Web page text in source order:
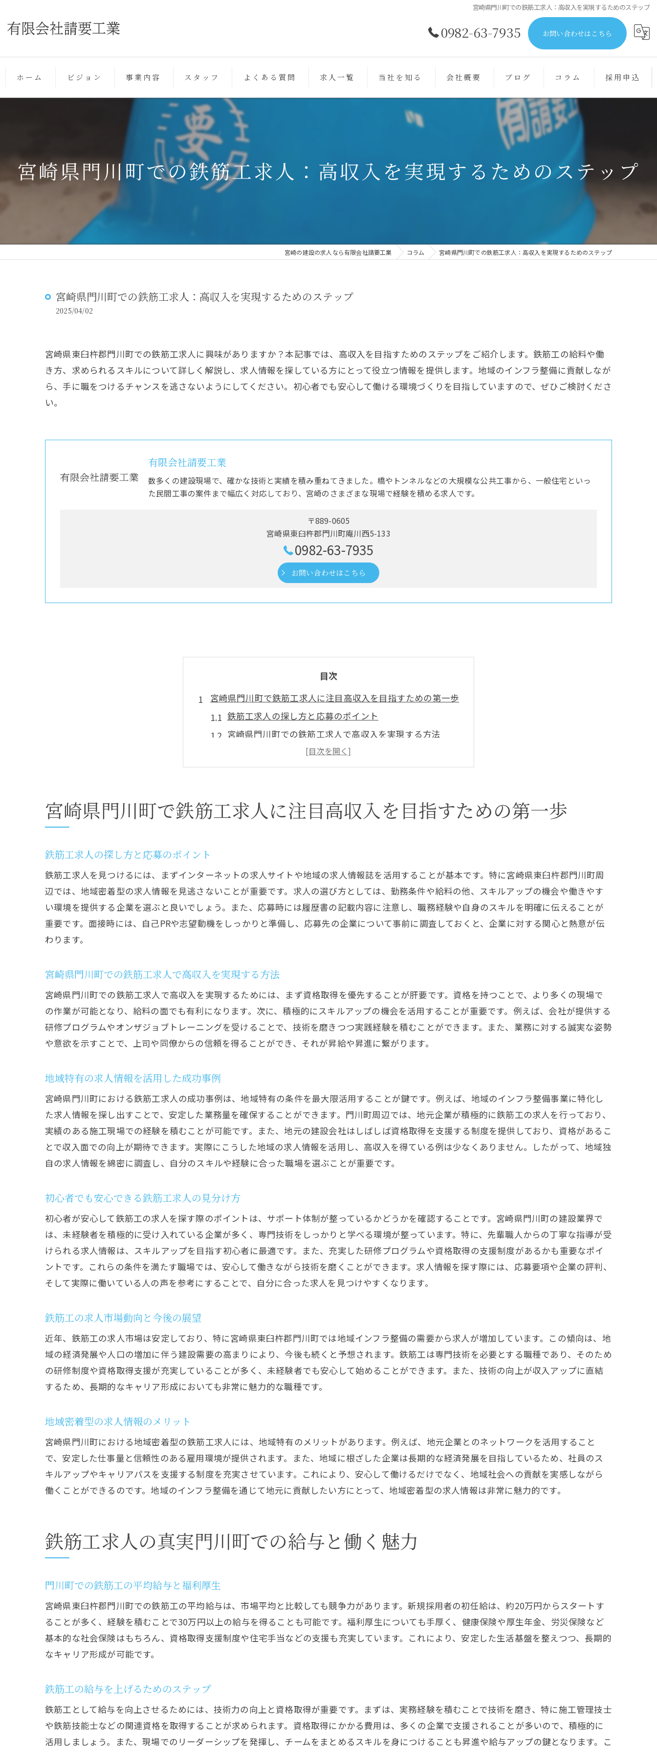
宮崎県門川町での鉄筋工求人：高収入を実現するためのステップ
0982-63-7935 お問い合わせはこちら
ホーム ビジョン 事業内容 スタッフ よくある質問 求人一覧 当社を知る
スキルアップ
会社概要 ブログ コラム 採用申込
宮崎県門川町での鉄筋工求人：高収入を実現するためのステップ
宮崎の建設の求人なら有限会社請要工業 コラム 宮崎県門川町での鉄筋工求人：高収入を実現するためのステップ
宮崎県門川町での鉄筋工求人：高収入を実現するためのステップ
2025/04/02
宮崎県東臼杵郡門川町での鉄筋工求人に興味がありますか？本記事では、高収入を目指すためのステップをご紹介します。鉄筋工の給料や働
き方、求められるスキルについて詳しく解説し、求人情報を探している方にとって役立つ情報を提供します。地域のインフラ整備に貢献しなが
ら、手に職をつけるチャンスを逃さないようにしてください。初心者でも安心して働ける環境づくりを目指していますので、ぜひご検討くださ
い。
有限会社請要工業
数多くの建設現場で、確かな技術と実績を積み重ねてきました。橋やトンネルなどの大規模な公共工事から、一般住宅といっ
た民間工事の案件まで幅広く対応しており、宮崎のさまざまな現場で経験を積める求人です。
〒889-0605
宮崎県東臼杵郡門川町庵川西5-133
0982-63-7935
お問い合わせはこちら
目次
宮崎県門川町で鉄筋工求人に注目高収入を目指すための第一歩
鉄筋工求人の探し方と応募のポイント
宮崎県門川町での鉄筋工求人で高収入を実現する方法
地域特有の求人情報を活用した成功事例
初心者でも安心できる鉄筋工求人の見分け方
地域密着型の求人情報のメリット
働きやすさと安定性を兼ね備えた職場選び
地域のインフラ整備に貢献するやりがい
鉄筋工のキャリアパスと将来像
未経験者向けの研修制度とサポート体制
門川町で未経験者が活躍できる理由
職場環境が与える安心感と成長機会
未経験者を歓迎する企業の選び方
スキルアップのチャンス門川町での鉄筋工求人事情
門川町でのスキルアップ支援制度の活用法
鉄筋工のプロフェッショナルを目指すためのステップ
資格取得支援とその重要性について
スキルアップがもたらすキャリアの広がり
職場での実践的な学びを活かす方法
鉄筋工のキャリアを築く門川町の求人情報と環境
門川町での求人情報を効果的に活用する方法
長期的なキャリア形成を支える職場選び
地域特有のキャリアパスとその魅力
門川町での鉄筋工としての未来を描く
高収入の鍵を握る門川町での鉄筋工求人の選び方
高収入を目指すための求人選びのポイント
収入アップに繋がる企業選定の基準
門川町での求人情報のチェックポイント
求人選びにおける長期的視点の重要性
門川町での鉄筋工求人初心者が知っておくべきポイント
求人情報を分析するための基礎知識
初心者が気を付けるべき求人情報の見極め方
門川町での求人情報を活用するコツ
初心者に求められる基本的なスキルセット
鉄筋工求人から始まる門川町での充実したキャリア形成
キャリア形成を支える充実したサポート体制
門川町で働く鉄筋工のキャリア形成の流れ
経験を積み重ねることで得られるキャリアの可能性
宮崎県門川町で鉄筋工求人に注目高収入を目指すための第一歩
鉄筋工求人の探し方と応募のポイント
鉄筋工求人を見つけるには、まずインターネットの求人サイトや地域の求人情報誌を活用することが基本です。特に宮崎県東臼杵郡門川町周
辺では、地域密着型の求人情報を見逃さないことが重要です。求人の選び方としては、勤務条件や給料の他、スキルアップの機会や働きやす
い環境を提供する企業を選ぶと良いでしょう。また、応募時には履歴書の記載内容に注意し、職務経験や自身のスキルを明確に伝えることが
重要です。面接時には、自己PRや志望動機をしっかりと準備し、応募先の企業について事前に調査しておくと、企業に対する関心と熱意が伝
わります。
宮崎県門川町での鉄筋工求人で高収入を実現する方法
宮崎県門川町での鉄筋工求人で高収入を実現するためには、まず資格取得を優先することが肝要です。資格を持つことで、より多くの現場で
の作業が可能となり、給料の面でも有利になります。次に、積極的にスキルアップの機会を活用することが重要です。例えば、会社が提供する
研修プログラムやオンザジョブトレーニングを受けることで、技術を磨きつつ実践経験を積むことができます。また、業務に対する誠実な姿勢
や意欲を示すことで、上司や同僚からの信頼を得ることができ、それが昇給や昇進に繋がります。
地域特有の求人情報を活用した成功事例
宮崎県門川町における鉄筋工求人の成功事例は、地域特有の条件を最大限活用することが鍵です。例えば、地域のインフラ整備事業に特化し
た求人情報を探し出すことで、安定した業務量を確保することができます。門川町周辺では、地元企業が積極的に鉄筋工の求人を行っており、
実績のある施工現場での経験を積むことが可能です。また、地元の建設会社はしばしば資格取得を支援する制度を提供しており、資格があるこ
とで収入面での向上が期待できます。実際にこうした地域の求人情報を活用し、高収入を得ている例は少なくありません。したがって、地域独
自の求人情報を綿密に調査し、自分のスキルや経験に合った職場を選ぶことが重要です。
初心者でも安心できる鉄筋工求人の見分け方
初心者が安心して鉄筋工の求人を探す際のポイントは、サポート体制が整っているかどうかを確認することです。宮崎県門川町の建設業界で
は、未経験者を積極的に受け入れている企業が多く、専門技術をしっかりと学べる環境が整っています。特に、先輩職人からの丁寧な指導が受
けられる求人情報は、スキルアップを目指す初心者に最適です。また、充実した研修プログラムや資格取得の支援制度があるかも重要なポイ
ントです。これらの条件を満たす職場では、安心して働きながら技術を磨くことができます。求人情報を探す際には、応募要項や企業の評判、
そして実際に働いている人の声を参考にすることで、自分に合った求人を見つけやすくなります。
鉄筋工の求人市場動向と今後の展望
近年、鉄筋工の求人市場は安定しており、特に宮崎県東臼杵郡門川町では地域インフラ整備の需要から求人が増加しています。この傾向は、地
域の経済発展や人口の増加に伴う建設需要の高まりにより、今後も続くと予想されます。鉄筋工は専門技術を必要とする職種であり、そのため
の研修制度や資格取得支援が充実していることが多く、未経験者でも安心して始めることができます。また、技術の向上が収入アップに直結
するため、長期的なキャリア形成においても非常に魅力的な職種です。
地域密着型の求人情報のメリット
宮崎県門川町における地域密着型の鉄筋工求人には、地域特有のメリットがあります。例えば、地元企業とのネットワークを活用すること
で、安定した仕事量と信頼性のある雇用環境が提供されます。また、地域に根ざした企業は長期的な経済発展を目指しているため、社員のス
キルアップやキャリアパスを支援する制度を充実させています。これにより、安心して働けるだけでなく、地域社会への貢献を実感しながら
働くことができるのです。地域のインフラ整備を通じて地元に貢献したい方にとって、地域密着型の求人情報は非常に魅力的です。
鉄筋工求人の真実門川町での給与と働く魅力
門川町での鉄筋工の平均給与と福利厚生
宮崎県東臼杵郡門川町での鉄筋工の平均給与は、市場平均と比較しても競争力があります。新規採用者の初任給は、約20万円からスタートす
ることが多く、経験を積むことで30万円以上の給与を得ることも可能です。福利厚生についても手厚く、健康保険や厚生年金、労災保険など
基本的な社会保険はもちろん、資格取得支援制度や住宅手当などの支援も充実しています。これにより、安定した生活基盤を整えつつ、長期的
なキャリア形成が可能です。
鉄筋工の給与を上げるためのステップ
鉄筋工として給与を向上させるためには、技術力の向上と資格取得が重要です。まずは、実務経験を積むことで技術を磨き、特に施工管理技士
や鉄筋技能士などの関連資格を取得することが求められます。資格取得にかかる費用は、多くの企業で支援されることが多いので、積極的に
活用しましょう。また、現場でのリーダーシップを発揮し、チームをまとめるスキルを身につけることも昇進や給与アップの鍵となります。こ